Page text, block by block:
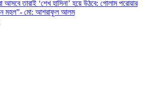
আসবে তারাই ‘শেখ হাসিনা’ হয়ে উঠবে: গোলাম পরোয়ার
মহল”- মো: আশরাফুল আলম